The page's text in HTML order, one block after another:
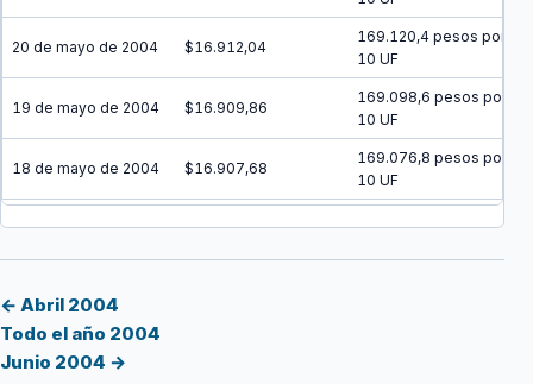
20 de mayo de 2004 $16.912,04
169.120,4 pesos por
10 UF
19 de mayo de 2004 $16.909,86
169.098,6 pesos por
10 UF
18 de mayo de 2004 $16.907,68
169.076,8 pesos por
10 UF
17 de mayo de 2004 $16.905,51
15 de mayo de 2004
← Abril 2004
Todo el año 2004
Junio 2004 →